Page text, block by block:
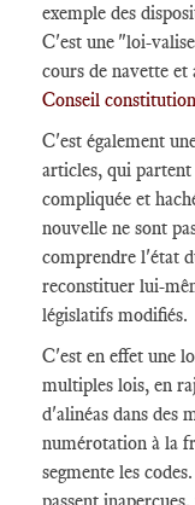
exemple des
C'est une "loi-
cours de navette et
Conseil
C'est également
articles, qui partent
compliquée et
nouvelle ne sont
comprendre l'état
reconstituer lui-
législatifs modifiés.
C'est en effet une
multiples lois, en
d'alinéas dans des
numérotation à la
segmente les